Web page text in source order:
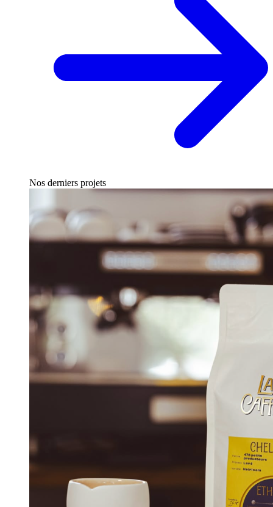
Nos derniers projets